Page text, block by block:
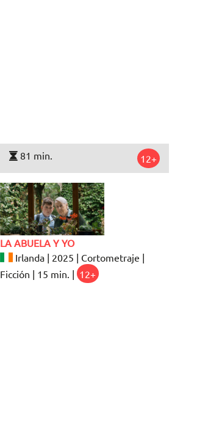
81 min. 12+
LA ABUELA Y YO
Irlanda | 2025 | Cortometraje |
Ficción | 15 min. | 12+